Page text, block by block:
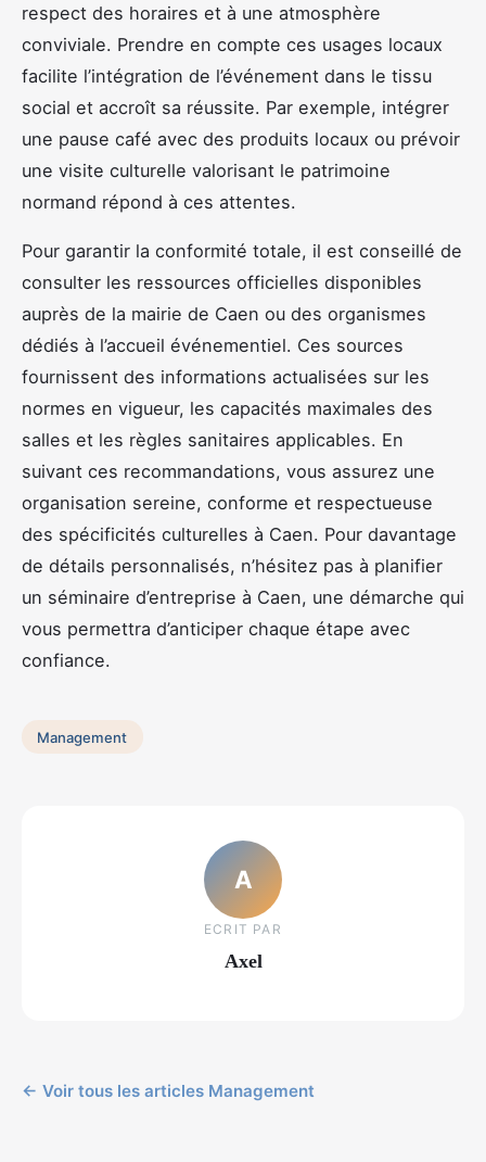
respect des horaires et à une atmosphère
conviviale. Prendre en compte ces usages locaux
facilite l’intégration de l’événement dans le tissu
social et accroît sa réussite. Par exemple, intégrer
une pause café avec des produits locaux ou prévoir
une visite culturelle valorisant le patrimoine
normand répond à ces attentes.
Pour garantir la conformité totale, il est conseillé de
consulter les ressources officielles disponibles
auprès de la mairie de Caen ou des organismes
dédiés à l’accueil événementiel. Ces sources
fournissent des informations actualisées sur les
normes en vigueur, les capacités maximales des
salles et les règles sanitaires applicables. En
suivant ces recommandations, vous assurez une
organisation sereine, conforme et respectueuse
des spécificités culturelles à Caen. Pour davantage
de détails personnalisés, n’hésitez pas à planifier
un séminaire d’entreprise à Caen, une démarche qui
vous permettra d’anticiper chaque étape avec
confiance.
Management
A
ECRIT PAR
Axel
← Voir tous les articles Management